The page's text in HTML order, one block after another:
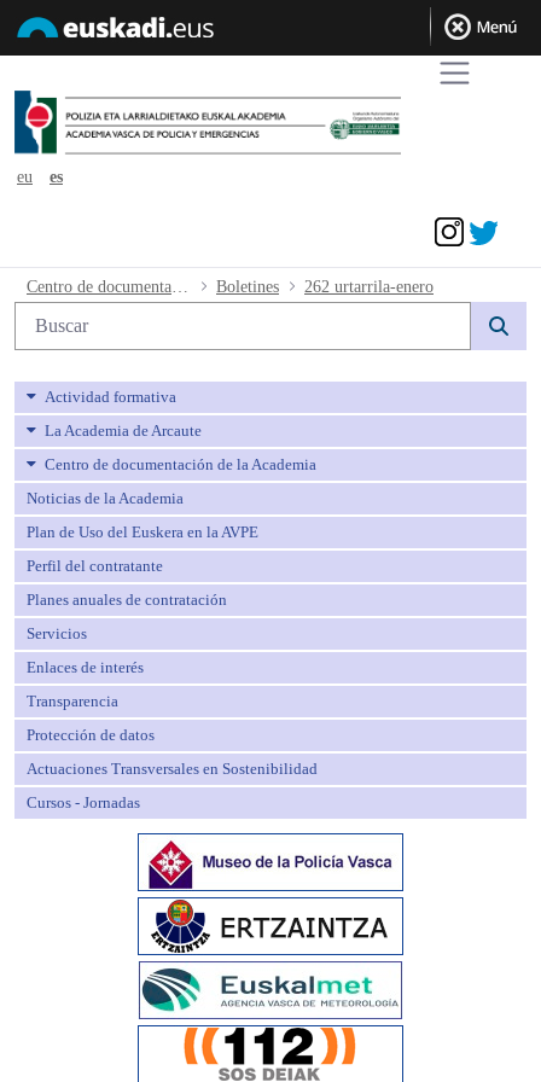
eu
es
262 urtarrila-enero - avpe
Boletines 262 urtarrila-enero
Búsqueda web
Actividad formativa
La Academia de Arcaute
Centro de documentación de la Academia
Noticias de la Academia
Plan de Uso del Euskera en la AVPE
Perfil del contratante
Planes anuales de contratación
Servicios
Enlaces de interés
Transparencia
Protección de datos
Actuaciones Transversales en Sostenibilidad
Cursos - Jornadas